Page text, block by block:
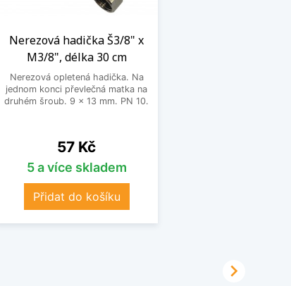
Nerezová hadička Š3/8" x
M3/8", délka 30 cm
Nerezová opletená hadička. Na
jednom konci převlečná matka na
druhém šroub. 9 x 13 mm. PN 10.
Cena
57 Kč
5 a více skladem
Přidat do košíku
